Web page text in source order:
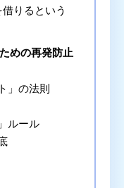
りるという
めの再発防止
」の法則
ルール